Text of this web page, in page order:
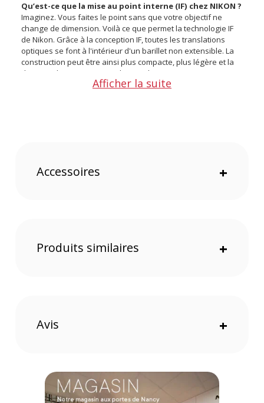
Qu’est-ce que la mise au point interne (IF) chez NIKON ?
Imaginez. Vous faites le point sans que votre objectif ne
change de dimension. Voilà ce que permet la technologie IF
de Nikon. Grâce à la conception IF, toutes les translations
optiques se font à l'intérieur d'un barillet non extensible. La
construction peut être ainsi plus compacte, plus légère et la
distance de mise au point plus proche.
Points forts du NIKON AF-S DX 17-55 mm f/2.8GIF ED
Le moteur "Silent Wave" (SWM), exclusivité Nikon, assure
Distance minimale de mise au point : 0.36 m
Afficher la suite
Accessoires +
Produits similaires +
Avis +